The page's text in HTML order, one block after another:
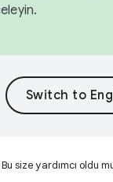
Bu size yardımcı oldu